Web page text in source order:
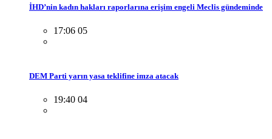
İHD’nin kadın hakları raporlarına erişim engeli Meclis gündeminde
17:06 05
DEM Parti yarın yasa teklifine imza atacak
19:40 04